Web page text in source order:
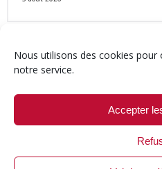
Nous utilisons des cookies
notre service.
Accepter